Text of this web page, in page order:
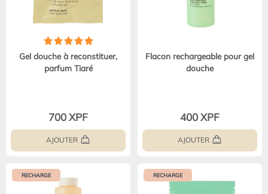
Gel douche à reconstituer,
parfum Tiaré
700 XPF
AJOUTER
Flacon rechargeable pour gel
douche
400 XPF
AJOUTER
RECHARGE RECHARGE